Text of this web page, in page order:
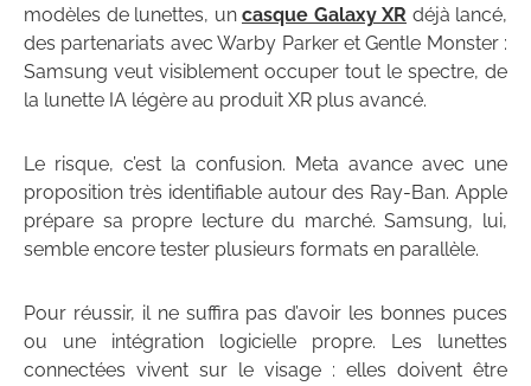
modèles de lunettes, un casque Galaxy XR déjà lancé,
des partenariats avec Warby Parker et Gentle Monster :
Samsung veut visiblement occuper tout le spectre, de
la lunette IA légère au produit XR plus avancé.
Le risque, c’est la confusion. Meta avance avec une
proposition très identifiable autour des Ray-Ban. Apple
prépare sa propre lecture du marché. Samsung, lui,
semble encore tester plusieurs formats en parallèle.
Pour réussir, il ne suffira pas d’avoir les bonnes puces
ou une intégration logicielle propre. Les lunettes
connectées vivent sur le visage : elles doivent être